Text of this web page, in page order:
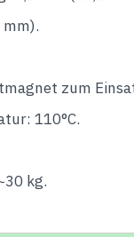
zum
110°C.
kg.